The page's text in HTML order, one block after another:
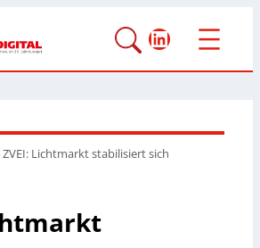
LinkedIn
ZVEI: Lichtmarkt stabilisiert sich